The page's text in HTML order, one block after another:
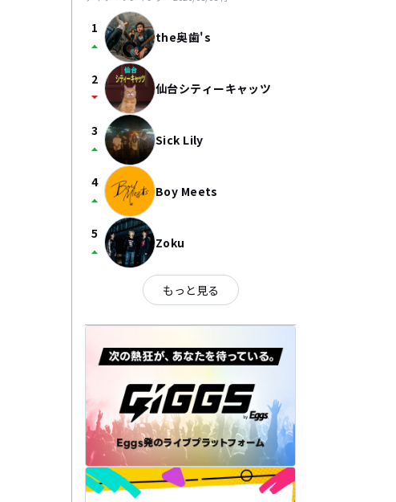
1
arrow_drop_up the奥歯's
2
arrow_drop_down 仙台シティーキャッツ
3
arrow_drop_up Sick Lily
4
arrow_drop_up Boy Meets
5
arrow_drop_up Zoku
もっと見る